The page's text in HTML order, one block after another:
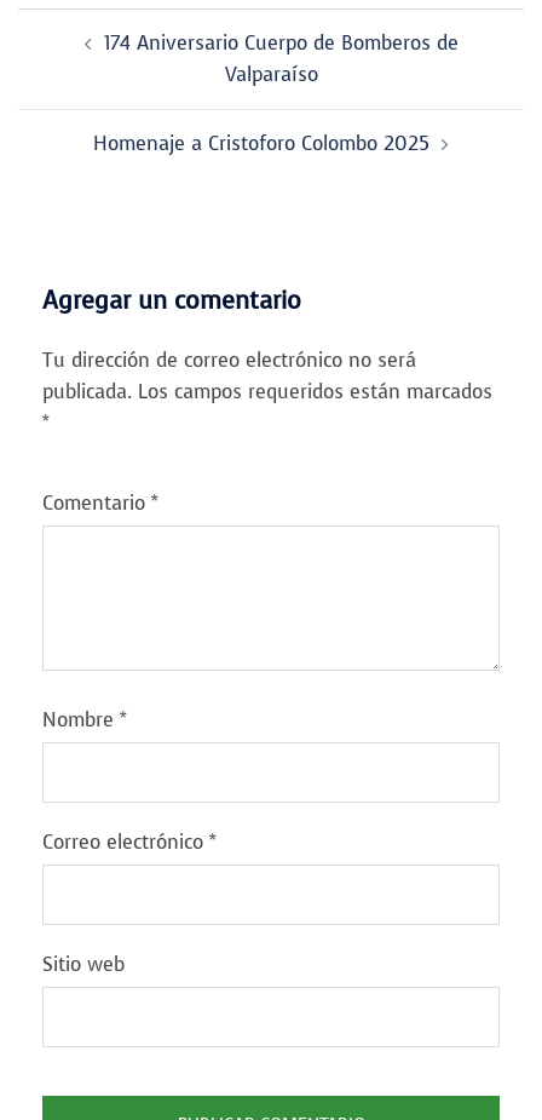
Navegador174 Aniversario Cuerpo de Bomberos de
Valparaíso
Homenaje a Cristoforo Colombo 2025
Agregar un comentario
Tu dirección de correo electrónico no será
publicada. Los campos requeridos están marcados
*
Comentario *
Nombre *
Correo electrónico *
Sitio web